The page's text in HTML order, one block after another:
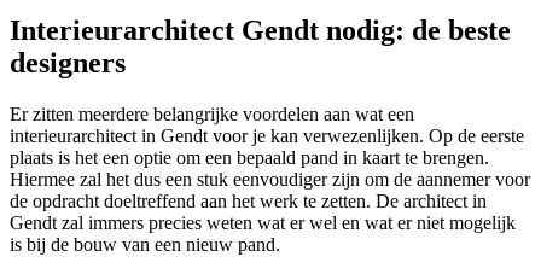
Interieurarchitect Gendt nodig: de beste
designers
Er zitten meerdere belangrijke voordelen aan wat een
interieurarchitect in Gendt voor je kan verwezenlijken. Op de eerste
plaats is het een optie om een bepaald pand in kaart te brengen.
Hiermee zal het dus een stuk eenvoudiger zijn om de aannemer voor
de opdracht doeltreffend aan het werk te zetten. De architect in
Gendt zal immers precies weten wat er wel en wat er niet mogelijk
is bij de bouw van een nieuw pand.